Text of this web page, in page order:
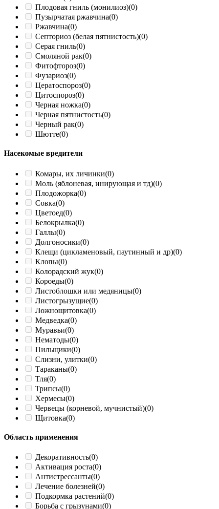
Плодовая гниль (монилиоз)(0)
Пузырчатая ржавчина(0)
Ржавчина(0)
Септориоз (белая пятнистость)(0)
Серая гниль(0)
Смоляной рак(0)
Фитофтороз(0)
Фузариоз(0)
Цератоспороз(0)
Цитоспороз(0)
Черная ножка(0)
Черная пятнистость(0)
Черный рак(0)
Шютте(0)
Насекомые вредители
Комары, их личинки(0)
Моль (яблоневая, инирующая и тд)(0)
Плодожорка(0)
Совка(0)
Цветоед(0)
Белокрылка(0)
Галлы(0)
Долгоносики(0)
Клещи (цикламеновый, паутинный и др)(0)
Клопы(0)
Колорадский жук(0)
Короеды(0)
Листоблошки или медяницы(0)
Листогрызущие(0)
Ложнощитовка(0)
Медведка(0)
Муравьи(0)
Нематоды(0)
Пильщики(0)
Слизни, улитки(0)
Тараканы(0)
Тля(0)
Трипсы(0)
Хермесы(0)
Червецы (корневой, мучнистый)(0)
Щитовка(0)
Область применения
Декоративность(0)
Активация роста(0)
Антистрессанты(0)
Лечение болезней(0)
Подкормка растений(0)
Борьба с грызунами(0)